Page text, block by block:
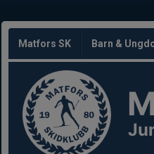
Matfors SK Barn &